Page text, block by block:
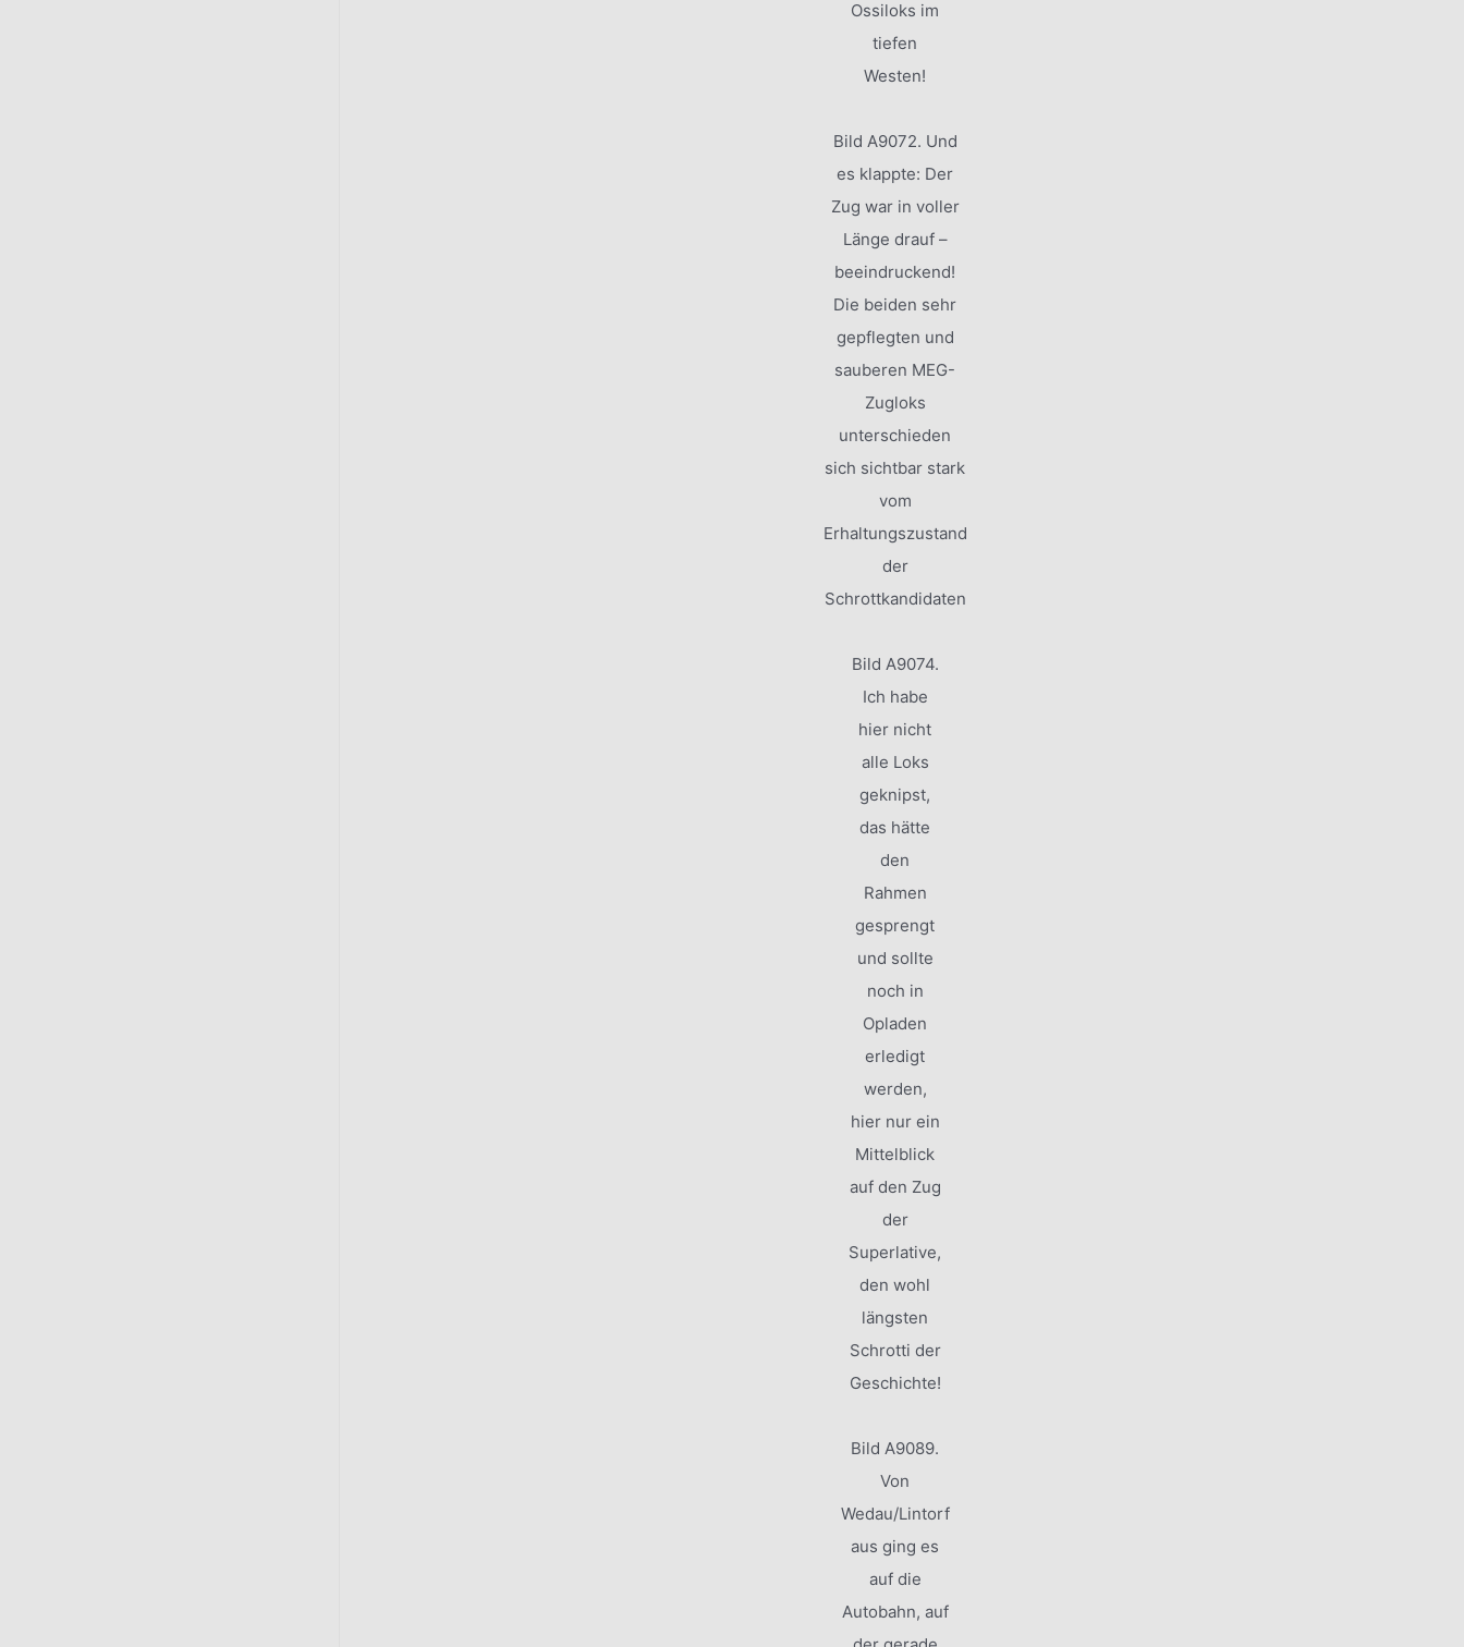
Ossiloks im
tiefen
Westen!
Bild A9072. Und
es klappte: Der
Zug war in voller
Länge drauf –
beeindruckend!
Die beiden sehr
gepflegten und
sauberen MEG-
Zugloks
unterschieden
sich sichtbar stark
vom
Erhaltungszustand
der
Schrottkandidaten
Bild A9074.
Ich habe
hier nicht
alle Loks
geknipst,
das hätte
den
Rahmen
gesprengt
und sollte
noch in
Opladen
erledigt
werden,
hier nur ein
Mittelblick
auf den Zug
der
Superlative,
den wohl
längsten
Schrotti der
Geschichte!
Bild A9089.
Von
Wedau/Lintorf
aus ging es
auf die
Autobahn, auf